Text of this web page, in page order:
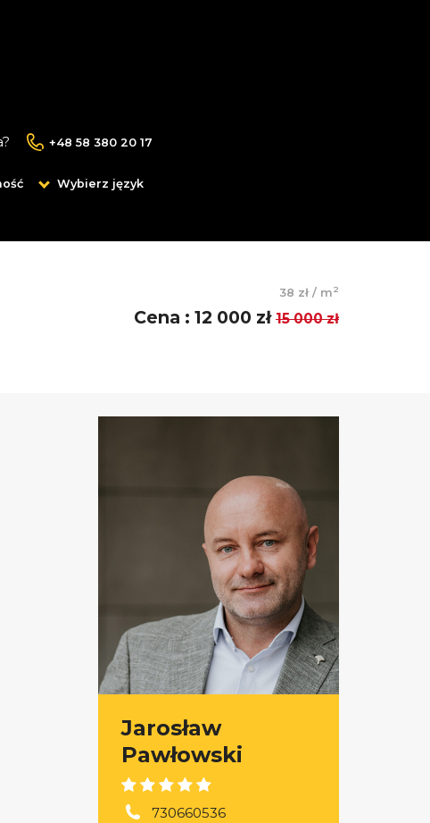
+48 58 380 20 17
Wybierz język
38 zł / m2
Cena : 12 000 zł 15 000 zł
Jarosław
Pawłowski
730660536